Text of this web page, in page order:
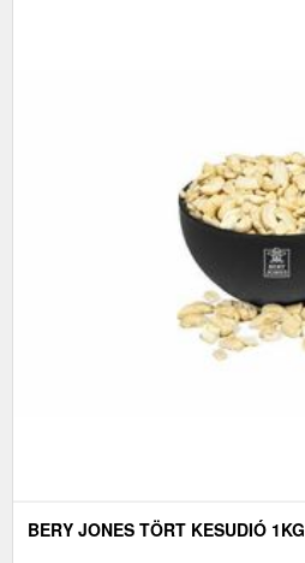
BERY JONES TÖRT KESUDIÓ 1KG